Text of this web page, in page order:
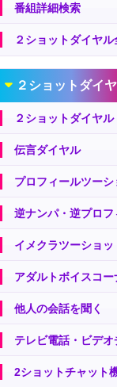
番組詳細検索
２ショットダイヤル
２ショットダイ
２ショットダイヤル
伝言ダイヤル
プロフィールツー
逆ナンパ・逆プロフ
イメクラツーショッ
アダルトボイスコー
他人の会話を聞く
テレビ電話・ビデオ
2ショットチャット